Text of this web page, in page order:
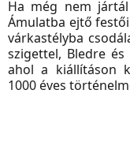
Ha még nem
Ámulatba ejtő
várkastélyba
szigettel, Bledre
ahol a kiállításon
1000 éves